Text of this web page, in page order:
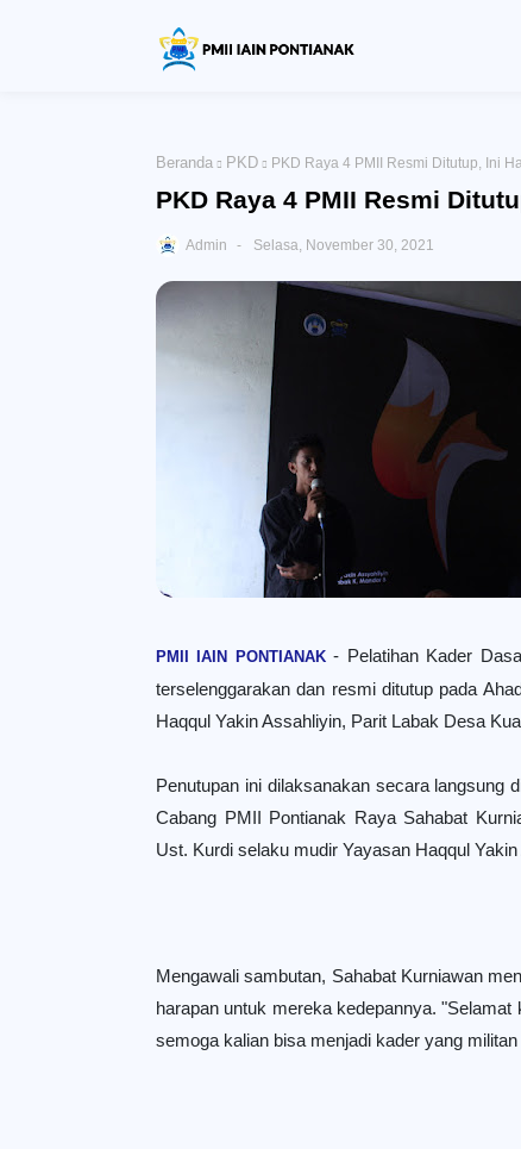
Beranda PKD PKD Raya 4 PMII Resmi Ditutup, Ini
PKD Raya 4 PMII Resmi
Admin Selasa, November 30, 2021
PMII IAIN PONTIANAK- Pelatihan Kader
terselenggarakan dan resmi ditutup pada
Haqqul Yakin Assahliyin, Parit Labak Desa
Penutupan ini dilaksanakan secara langsung
Cabang PMII Pontianak Raya Sahabat
Ust. Kurdi selaku mudir Yayasan Haqqul
Mengawali sambutan, Sahabat Kurniawan
harapan untuk mereka kedepannya.
semoga kalian bisa menjadi kader yang